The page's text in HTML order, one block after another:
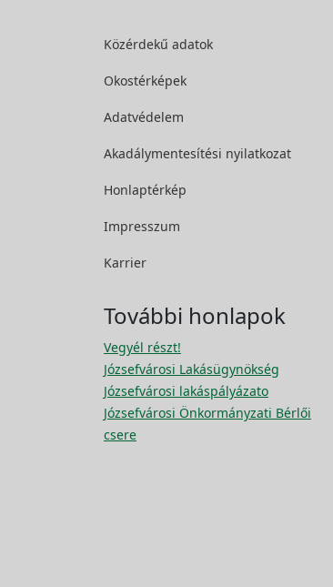
Közérdekű adatok
Okostérképek
Adatvédelem
Akadálymentesítési nyilatkozat
Honlaptérkép
Impresszum
Karrier
További honlapok
Vegyél részt!
Józsefvárosi Lakásügynökség
Józsefvárosi lakáspályázato
Józsefvárosi Önkormányzati Bérlői
csere